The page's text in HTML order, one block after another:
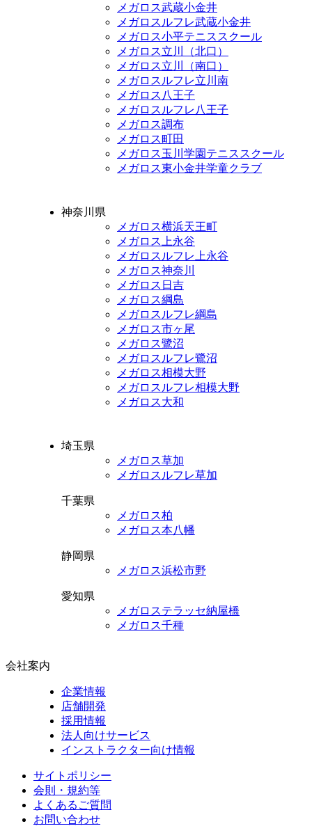
メガロス武蔵小金井
メガロスルフレ武蔵小金井
メガロス小平テニススクール
メガロス立川（北口）
メガロス立川（南口）
メガロスルフレ立川南
メガロス八王子
メガロスルフレ八王子
メガロス調布
メガロス町田
メガロス玉川学園テニススクール
メガロス東小金井学童クラブ
神奈川県
メガロス横浜天王町
メガロス上永谷
メガロスルフレ上永谷
メガロス神奈川
メガロス日吉
メガロス綱島
メガロスルフレ綱島
メガロス市ヶ尾
メガロス鷺沼
メガロスルフレ鷺沼
メガロス相模大野
メガロスルフレ相模大野
メガロス大和
埼玉県
メガロス草加
メガロスルフレ草加
千葉県
メガロス柏
メガロス本八幡
静岡県
メガロス浜松市野
愛知県
メガロステラッセ納屋橋
メガロス千種
会社案内
企業情報
店舗開発
採用情報
法人向けサービス
インストラクター向け情報
サイトポリシー
会則・規約等
よくあるご質問
お問い合わせ